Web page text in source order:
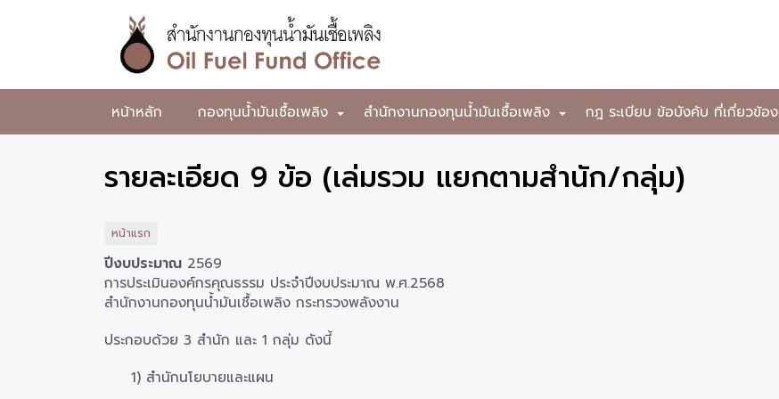
หลัก
สำนักงาน
กองทุน
น้ำมัน
เพลิง
หน้าหลัก +
กองทุนน้ำมันเชื้อเพลิง +
สำนักงานกองทุนน้ำมันเชื้อเพลิง กฎ ระเบียบ ข้อบังคับ ที่เกี่ยวข้อง
รายละเอียด 9 ข้อ (เล่มรวม แยกตามสำนัก/กลุ่ม)
หน้าแรก
ปีงบประมาณ 2569
การประเมินองค์กรคุณธรรม ประจำปีงบประมาณ พ.ศ.2568
สำนักงานกองทุนน้ำมันเชื้อเพลิง กระทรวงพลังงาน
ประกอบด้วย 3 สำนัก และ 1 กลุ่ม ดังนี้
1) สำนักนโยบายและแผน